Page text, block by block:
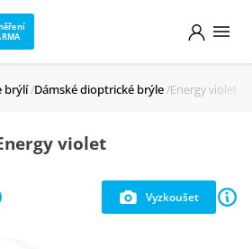
brýlí Dámské dioptrické brýle Energy violet
violet
Vyzkoušet